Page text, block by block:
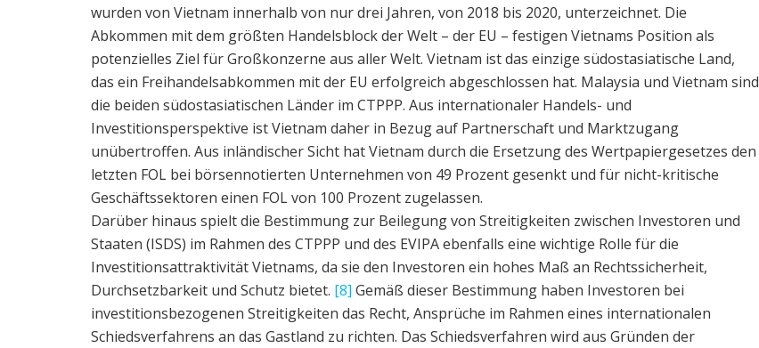
wurden von Vietnam innerhalb von nur drei Jahren, von 2018 bis 2020, unterzeichnet. Die
Abkommen mit dem größten Handelsblock der Welt – der EU – festigen Vietnams Position als
potenzielles Ziel für Großkonzerne aus aller Welt. Vietnam ist das einzige südostasiatische Land,
das ein Freihandelsabkommen mit der EU erfolgreich abgeschlossen hat. Malaysia und Vietnam sind
die beiden südostasiatischen Länder im CTPPP. Aus internationaler Handels- und
Investitionsperspektive ist Vietnam daher in Bezug auf Partnerschaft und Marktzugang
unübertroffen. Aus inländischer Sicht hat Vietnam durch die Ersetzung des Wertpapiergesetzes den
letzten FOL bei börsennotierten Unternehmen von 49 Prozent gesenkt und für nicht-kritische
Geschäftssektoren einen FOL von 100 Prozent zugelassen.
Darüber hinaus spielt die Bestimmung zur Beilegung von Streitigkeiten zwischen Investoren und
Staaten (ISDS) im Rahmen des CTPPP und des EVIPA ebenfalls eine wichtige Rolle für die
Investitionsattraktivität Vietnams, da sie den Investoren ein hohes Maß an Rechtssicherheit,
Durchsetzbarkeit und Schutz bietet. [8] Gemäß dieser Bestimmung haben Investoren bei
investitionsbezogenen Streitigkeiten das Recht, Ansprüche im Rahmen eines internationalen
Schiedsverfahrens an das Gastland zu richten. Das Schiedsverfahren wird aus Gründen der